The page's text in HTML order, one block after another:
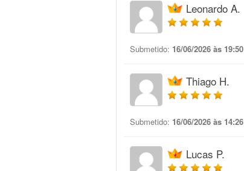
Leonardo A.
Submetido: 16/06/2026 às 19:50
Thiago H.
Submetido: 16/06/2026 às 14:26
Lucas P.